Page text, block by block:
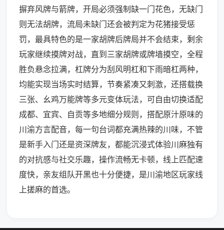
摒弃风牌与箭牌，开局必须强制缺一门花色，无缺门
则无法胡牌，流局未缺门还会被判定为花猪接受惩
罚，最具特色的是一家胡牌后牌局并不会结束，剩余
玩家继续摸牌对战，直到三家胡牌或牌墙摸空，全程
胜负悬念拉满，杠牌分为刮风明杠和下雨暗杠两种，
均能实现当场实时结算，节奏紧凑又刺激，还搭载换
三张、幺鸡万能牌等多元变体玩法，可自由切换适配
成都、宜宾、自贡等多地细分规则，搭配原汁原味的
川渝方言配音，每一句台词都充满热辣的川味，不管
是新手入门还是资深牌友，都能沉浸式体验川麻独有
的对抗感与社交乐趣，操作流畅无卡顿，线上匹配速
度快，亲友组队开黑也十分便捷，是川渝地区玩家线
上搓麻的首选。